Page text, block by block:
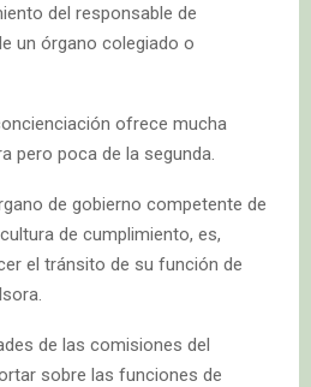
del responsable de
un órgano colegiado o
ofrece mucha
pero poca de la segunda.
de gobierno competente de
de cumplimiento, es,
el tránsito de su función de
de las comisiones del
sobre las funciones de